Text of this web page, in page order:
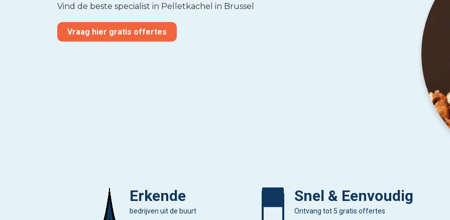
Vind de beste specialist in Pelletkachel in Brussel
Vraag hier gratis offertes
Erkende
bedrijven uit de buurt
Snel & Eenvoudig
Ontvang tot 5 gratis offertes